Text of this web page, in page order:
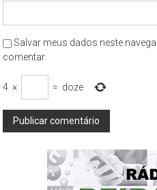
Salvar meus dados neste
comentar.
4 × = doze